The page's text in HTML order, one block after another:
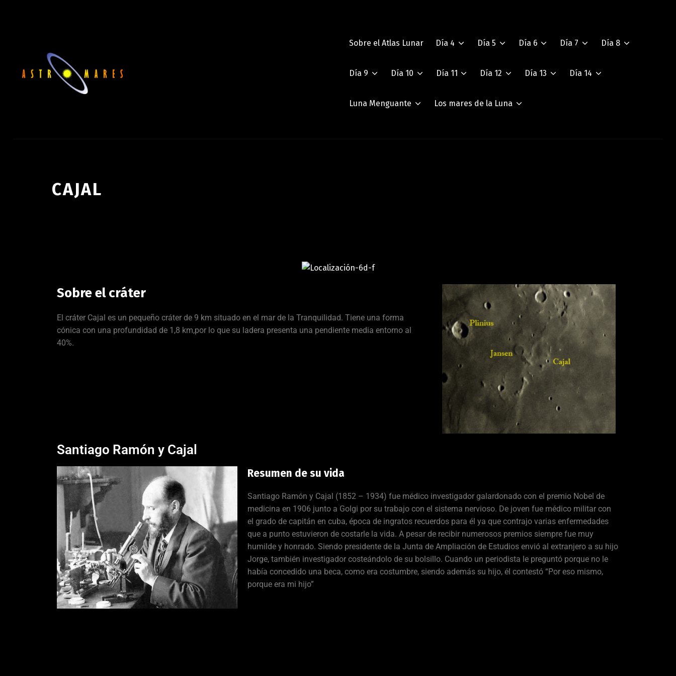
Sobre el Atlas Lunar Día 4 Día 5 Día 6 Día 7 Día 8
Día 9 Día 10 Día 11 Día 12 Día 13 Día 14
Luna Menguante Los mares de la Luna
CAJAL
Sobre el cráter
El cráter Cajal es un pequeño cráter de 9 km situado en el mar de la Tranquilidad. Tiene una forma
cónica con una profundidad de 1,8 km,por lo que su ladera presenta una pendiente media entorno al
40%.
Santiago Ramón y Cajal
Resumen de su vida
Santiago Ramón y Cajal (1852 – 1934) fue médico investigador galardonado con el premio Nobel de
medicina en 1906 junto a Golgi por su trabajo con el sistema nervioso. De joven fue médico militar con
el grado de capitán en cuba, época de ingratos recuerdos para él ya que contrajo varias enfermedades
que a punto estuvieron de costarle la vida. A pesar de recibir numerosos premios siempre fue muy
humilde y honrado. Siendo presidente de la Junta de Ampliación de Estudios envió al extranjero a su hijo
Jorge, también investigador costeándolo de su bolsillo. Cuando un periodista le preguntó porque no le
había concedido una beca, como era costumbre, siendo además su hijo, él contestó “Por eso mismo,
porque era mi hijo”